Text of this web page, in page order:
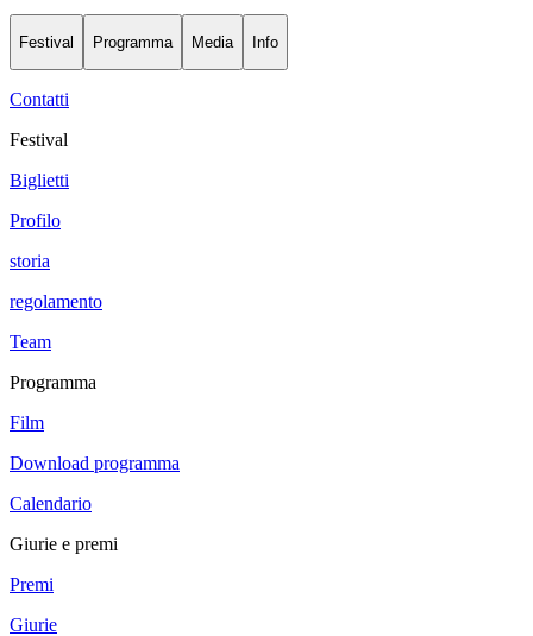
Festival Programma Media Info
Contatti
Festival
Biglietti
Profilo
storia
regolamento
Team
Programma
Film
Download programma
Calendario
Giurie e premi
Premi
Giurie